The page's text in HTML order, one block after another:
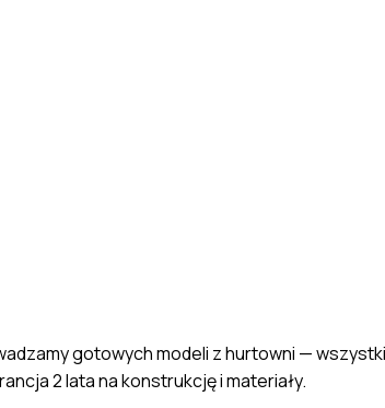
gotowych modeli z hurtowni —
2 lata na konstrukcję i materiały.